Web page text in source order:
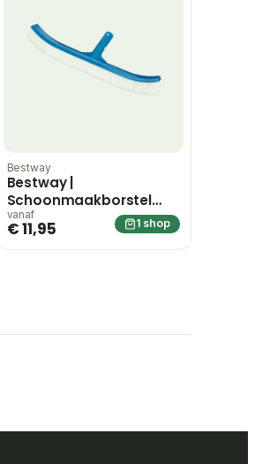
Bestway
Bestway |
Schoonmaakborstel
Flowclear 45,7 cm
vanaf
€ 11,95 1 shop